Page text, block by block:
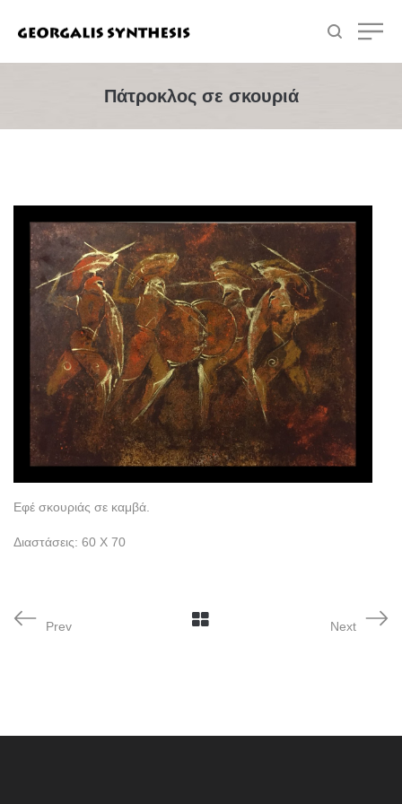
Πάτροκλος σε σκουριά
Εφέ σκουριάς σε καμβά.
Διαστάσεις: 60 Χ 70
Prev Next